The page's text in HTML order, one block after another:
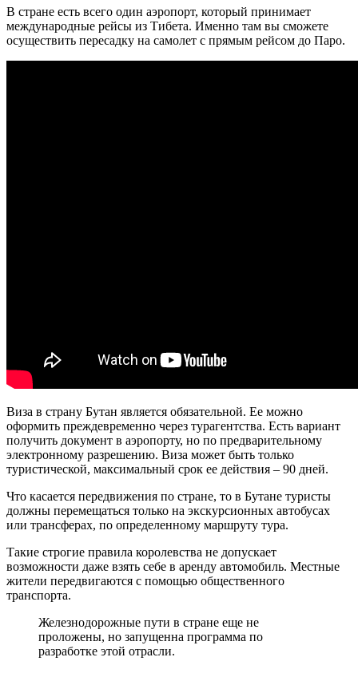
В стране есть всего один аэропорт, который принимает
международные рейсы из Тибета. Именно там вы сможете
осуществить пересадку на самолет с прямым рейсом до Паро.
Виза в страну Бутан является обязательной. Ее можно
оформить преждевременно через турагентства. Есть вариант
получить документ в аэропорту, но по предварительному
электронному разрешению. Виза может быть только
туристической, максимальный срок ее действия – 90 дней.
Что касается передвижения по стране, то в Бутане туристы
должны перемещаться только на экскурсионных автобусах
или трансферах, по определенному маршруту тура.
Такие строгие правила королевства не допускает
возможности даже взять себе в аренду автомобиль. Местные
жители передвигаются с помощью общественного
транспорта.
Железнодорожные пути в стране еще не
проложены, но запущенна программа по
разработке этой отрасли.